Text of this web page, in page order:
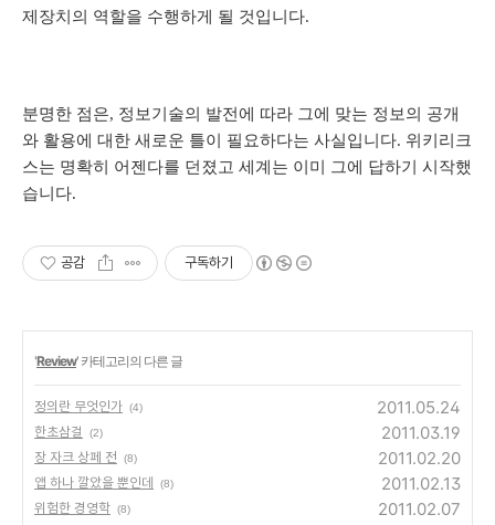
제장치의 역할을 수행하게 될 것입니다.
분명한 점은, 정보기술의 발전에 따라 그에 맞는 정보의 공개
와 활용에 대한 새로운 틀이 필요하다는 사실입니다. 위키리크
스는 명확히 어젠다를 던졌고 세계는 이미 그에 답하기 시작했
습니다.
공감 구독하기
'Review' 카테고리의 다른 글
정의란 무엇인가 (4) 2011.05.24
한초삼걸 (2) 2011.03.19
장 자크 상페 전 (8) 2011.02.20
앱 하나 깔았을 뿐인데 (8) 2011.02.13
위험한 경영학 (8) 2011.02.07